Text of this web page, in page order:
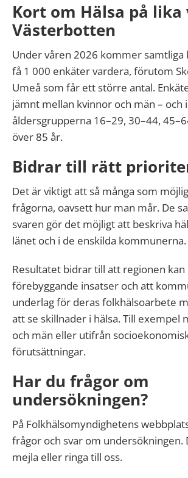
Kort om Hälsa på
Västerbotten
Under våren 2026 kommer
få 1 000 enkäter vardera, förutom
Umeå som får ett större antal.
jämnt mellan kvinnor och män – och
åldersgrupperna 16–29, 30–44,
över 85 år.
Bidrar till rätt
Det är viktigt att så många som
frågorna, oavsett hur man mår. De
svaren gör det möjligt att beskriva
länet och i de enskilda kommunerna.
Resultatet bidrar till att regionen
förebyggande insatser och att
underlag för deras folkhälsoarbete
att se skillnader i hälsa. Till exempel
och män eller utifrån
förutsättningar.
Har du frågor om
undersökningen?
På Folkhälsomyndighetens
frågor och svar om undersökningen.
mejla eller ringa till oss.